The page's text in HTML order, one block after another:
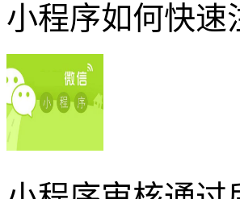
小程序如何快速